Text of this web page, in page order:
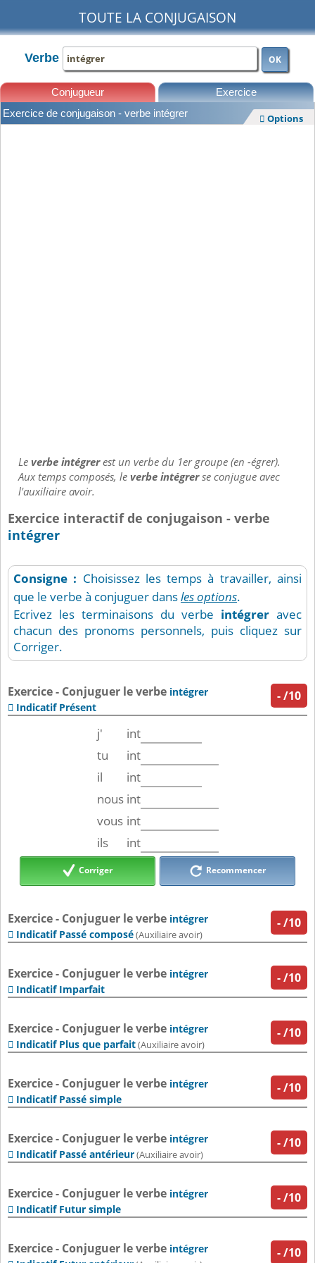
TOUTE LA CONJUGAISON
Verbe OK
Conjugueur Exercice
Exercice de conjugaison - verbe intégrer  Options
Leverbe intégrerest un verbe du 1er groupe (en -égrer).
Aux temps composés, leverbe intégrerse conjugue avec
l'auxiliaire avoir.
Exercice interactif de conjugaison - verbe
intégrer
Consigne : Choisissez les temps à travailler, ainsi
que le verbe à conjuguer dansles options.
Ecrivez les terminaisons du verbe intégrer avec
chacun des pronoms personnels, puis cliquez sur
Corriger.
-/10
Exercice - Conjuguer le verbe intégrer
 Indicatif Présent
j'
int
tu
int
il
int
nous int
vous int
ils
int
Corriger Recommencer
-/10
Exercice - Conjuguer le verbe intégrer
 Indicatif Passé composé(Auxiliaire avoir)
-/10
Exercice - Conjuguer le verbe intégrer
 Indicatif Imparfait
-/10
Exercice - Conjuguer le verbe intégrer
 Indicatif Plus que parfait(Auxiliaire avoir)
-/10
Exercice - Conjuguer le verbe intégrer
 Indicatif Passé simple
-/10
Exercice - Conjuguer le verbe intégrer
 Indicatif Passé antérieur(Auxiliaire avoir)
-/10
Exercice - Conjuguer le verbe intégrer
 Indicatif Futur simple
-/10
Exercice - Conjuguer le verbe intégrer